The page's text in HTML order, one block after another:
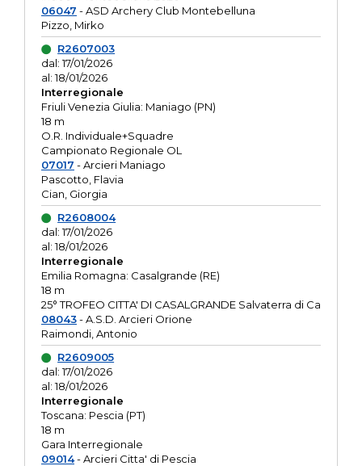
06047 - ASD Archery Club Montebelluna
Pizzo, Mirko
R2607003
dal: 17/01/2026
al: 18/01/2026
Interregionale
Friuli Venezia Giulia: Maniago (PN)
18 m
O.R. Individuale+Squadre
Campionato Regionale OL
07017 - Arcieri Maniago
Pascotto, Flavia
Cian, Giorgia
R2608004
dal: 17/01/2026
al: 18/01/2026
Interregionale
Emilia Romagna: Casalgrande (RE)
18 m
25° TROFEO CITTA' DI CASALGRANDE Salvaterra di Ca
08043- A.S.D. Arcieri Orione
Raimondi, Antonio
R2609005
dal: 17/01/2026
al: 18/01/2026
Interregionale
Toscana: Pescia (PT)
18 m
Gara Interregionale
09014- Arcieri Citta' di Pescia